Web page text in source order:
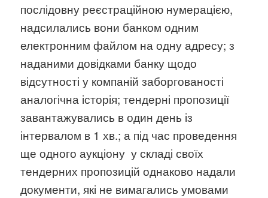
послідовну реєстраційною нумерацією,
надсилались вони банком одним
електронним файлом на одну адресу; з
наданими довідками банку щодо
відсутності у компаній заборгованості
аналогічна історія; тендерні пропозиції
завантажувались в один день із
інтервалом в 1 хв.; а під час проведення
ще одного аукціону у складі своїх
тендерних пропозицій однаково надали
документи, які не вимагались умовами